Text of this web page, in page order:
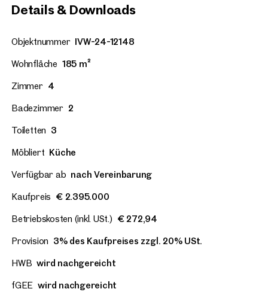
Details & Downloads
Objektnummer IVW-24-12148
Wohnfläche 185 m²
Zimmer 4
Badezimmer 2
Toiletten 3
Möbliert Küche
Verfügbar ab nach Vereinbarung
Kaufpreis € 2.395.000
Betriebskosten (inkl. USt.) € 272,94
Provision 3% des Kaufpreises zzgl. 20% USt.
HWB wird nachgereicht
fGEE wird nachgereicht